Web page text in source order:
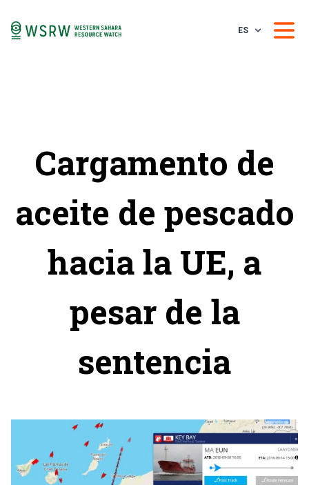
ES
Cargamento de
aceite de pescado
hacia la UE, a
pesar de la
sentencia